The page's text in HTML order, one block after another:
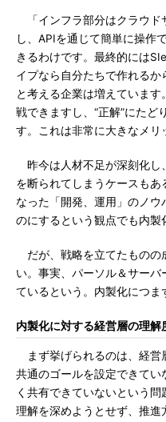
「インフラ部分はクラウド
し、APIを通じて簡単に操作
きるわけです。最終的には
イプなら自分たちで作れるか
と考える企業は増えていま
戦できますし、“正解”にたど
す。これは非常に大きなメリ
昨今は人材不足が深刻化し
を断られてしまうケースもあ
なった「開発、運用」のノ
のにするという観点でも内製
だが、戦略を立てたものの
い。事実、パーソル＆サーバ
ているという。内製化につま
内製化に対する経営層の理
まず挙げられるのは、経営
共通のゴールを設定できてい
く共有できていないという問
理解を深めようとせず、推進